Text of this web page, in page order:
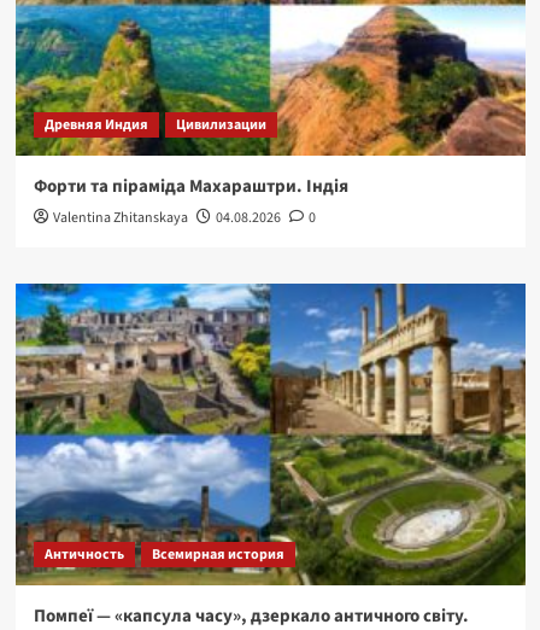
Древняя Индия Цивилизации
Форти та піраміда Махараштри. Індія
Valentina Zhitanskaya 04.08.2026 0
Античность Всемирная история
Помпеї — «капсула часу», дзеркало античного світу.